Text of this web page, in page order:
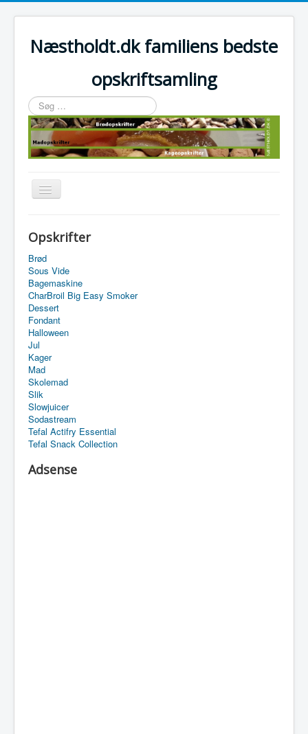
Næstholdt.dk familiens bedste
opskriftsamling
Søg
…
Skift
navigation
Tefal Actifry Essential
Opskrifter
Brød
Sous Vide
Bagemaskine
CharBroil Big Easy Smoker
Dessert
Fondant
Halloween
Jul
Kager
Mad
Skolemad
Slik
Slowjuicer
Sodastream
Tefal Actifry Essential
Tefal Snack Collection
Adsense